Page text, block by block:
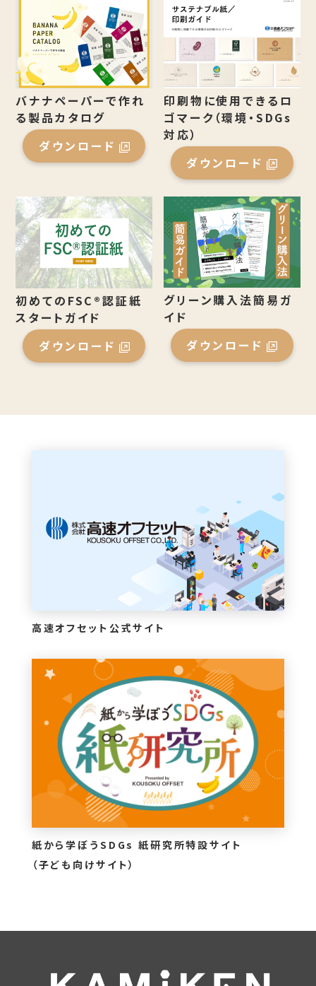
バナナペーパーで作れ
る製品カタログ
ダウンロード
印刷物に使用できるロ
ゴマーク（環境・SDGs
対応）
ダウンロード
初めてのFSC®認証紙
スタートガイド
ダウンロード
グリーン購入法簡易ガ
イド
ダウンロード
高速オフセット公式サイト
紙から学ぼうSDGs 紙研究所特設サイト
（子ども向けサイト）